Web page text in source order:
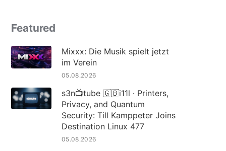
Featured
Mixxx: Die Musik spielt jetzt
im Verein
05.08.2026
s3n📺tube 🇬🇧i11l · Printers,
Privacy, and Quantum
Security: Till Kamppeter Joins
Destination Linux 477
05.08.2026